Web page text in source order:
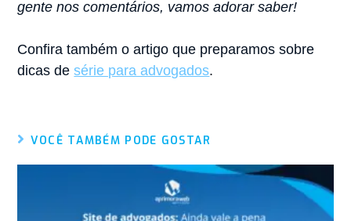
gente nos comentários, vamos adorar saber!
Confira também o artigo que preparamos sobre
dicas desérie para advogados.
VOCÊ TAMBÉM PODE GOSTAR